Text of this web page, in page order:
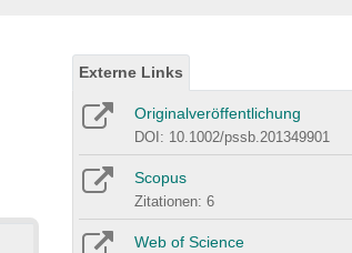
Externe Links
Originalveröffentlichung
DOI: 10.1002/pssb.201349901
Scopus
Zitationen: 6
Web of Science